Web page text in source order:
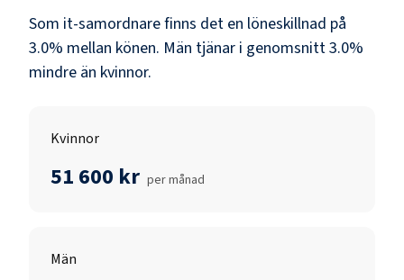
Som it-samordnarefinns det en löneskillnad på
3.0% mellan könen. Män tjänar i genomsnitt3.0%
mindre än kvinnor.
Kvinnor
51 600 kr per månad
Män